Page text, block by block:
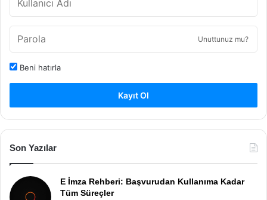
Unuttunuz mu?
Beni hatırla
Kayıt Ol
Son Yazılar
E İmza Rehberi: Başvurudan Kullanıma Kadar
Tüm Süreçler